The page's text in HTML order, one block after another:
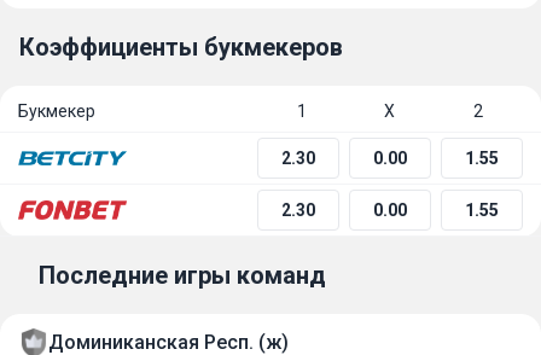
Коэффициенты букмекеров
Букмекер 1 Х 2
2.30 0.00 1.55
2.30 0.00 1.55
Последние игры команд
Доминиканская Респ. (ж)